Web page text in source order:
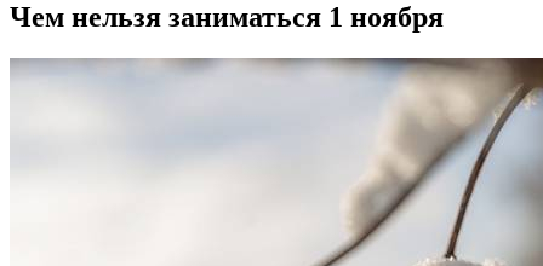
Чем нельзя заниматься 1 ноября